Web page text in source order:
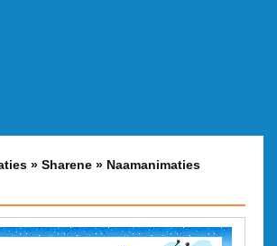
» Sharene » Naamanimaties